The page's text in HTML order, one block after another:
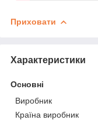
Приховати
Характеристики
Основні
Виробник
Країна виробник